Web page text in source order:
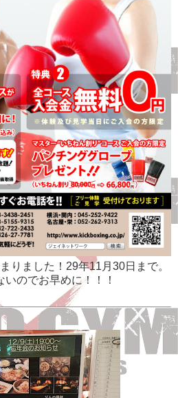
りました！29年11月30日まで。
いのでお早めに！！！